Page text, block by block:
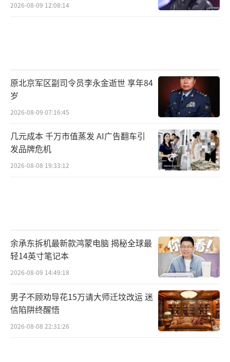
2026-08-09 12:08:14
原北京军区副司令员李永金逝世 享年84
岁
2026-08-09 07:16:45
几元成本 千万市值蒸发 AI广告翻车引
发品牌危机
2026-08-08 19:33:12
余承东拆机最新款鸿蒙电脑 揭秘全球最
轻14英寸笔记本
2026-08-09 14:49:18
男子不顾劝导花15万请大师迁坟改运 迷
信陷阱终醒悟
2026-08-08 22:31:26